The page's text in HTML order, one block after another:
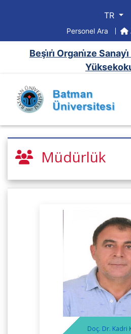
TR
Personel Ara
Beşi̇ri̇ Organi̇ze
Müdürlük
Doç. Dr. Kadri